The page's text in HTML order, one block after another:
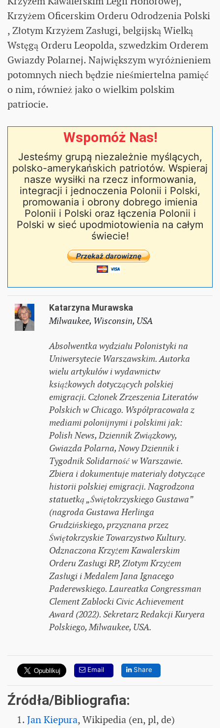
Krzyżem Oficerskim Orderu Odrodzenia Polski
, Złotym Krzyżem Zasługi, belgijską Wielką
Wstęgą Orderu Leopolda, szwedzkim Orderem
Gwiazdy Polarnej. Największym wyróżnieniem
potomnych niech będzie nieśmiertelna pamięć
o nim, również jako o wielkim polskim
patriocie.
Wspomóż Nas!
Jesteśmy grupą niezależnie myślących,
polsko-amerykańskich patriotów. Wspieraj
nasze wysiłki na rzecz informowania,
integracji i jednoczenia Polonii i Polski,
promowania i obrony dobrego imienia
Polonii i Polski oraz łączenia Polonii i
Polski w sieć upodmiotowienia na całym
świecie!
Katarzyna Murawska
Milwaukee, Wisconsin, USA
Absolwentka wydziału Polonistyki na
Uniwersytecie Warszawskim. Autorka
wielu artykułów i wydawnictw
książkowych dotyczących polskiej
emigracji. Członek Zrzeszenia Literatów
Polskich w Chicago. Współpracowała z
mediami polonijnymi i polskimi jak:
Polish News, Dziennik Związkowy,
Gwiazda Polarna, Nowy Dziennik i
Tygodnik Solidarność w Warszawie.
Zbiera i dokumentuje materiały dotyczące
historii polskiej emigracji. Nagrodzona
statuetką „Świętokrzyskiego Gustawa”
(nagroda Gustawa Herlinga
Grudzińskiego, przyznana przez
Świętokrzyskie Towarzystwo Kultury.
Odznaczona Krzyżem Kawalerskim
Orderu Zasługi RP, Złotym Krzyżem
Zasługi i Medalem Jana Ignacego
Paderewskiego. Laureatka Congressman
Clement Zablocki Civic Achievement
Award (2022). Sekretarz Redakcji Kuryera
Polskiego, Milwaukee, USA.
Email Share
Źródła/Bibliografia:
Jan Kiepura, Wikipedia (en, pl, de)